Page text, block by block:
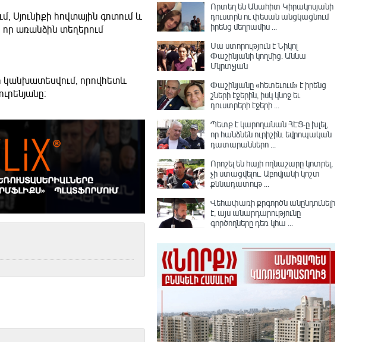
Սյունիքի հովտային գոտում և
որ առանձին տեղերում
կանխատեսվում, որովհետև
Որտեղ են Անահիտ Կիրակոսյանի
դուստրն ու փեսան անցկացնում
իրենց մեղրամիս ...
Սա ստորություն է Նիկոլ
Փաշինյանի կողմից․ Աննա
Մկրտչյան
Փաշինյանը «հետեւում» է իրենց
շների էջերին, իսկ կնոջ եւ
դուստրերի էջերի ...
Պետք է կարողանան ՀԷՑ-ը խլել,
որ հանձնեն ուրիշին. եվրոպական
դատարաններո ...
Որոշել են հայի ողնաշարը կոտրել,
չի ստացվելու․ Աբովյանի կոշտ
քննադատութ ...
Վեհափառի քրգործն անընդունելի
է, այս անարդարությունը
գործողները դեռ կհա ...